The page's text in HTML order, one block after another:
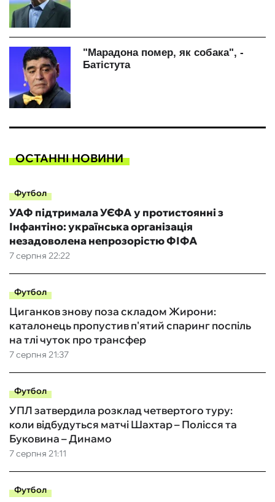
ОСТАННІ НОВИНИ
Футбол
7 серпня 22:22
УАФ підтримала УЄФА у протистоянні з
Інфантіно: українська організація
незадоволена непрозорістю ФІФА
Футбол
7 серпня 21:37
Циганков знову поза складом Жирони:
каталонець пропустив п'ятий спаринг поспіль
на тлі чуток про трансфер
Футбол
7 серпня 21:11
УПЛ затвердила розклад четвертого туру:
коли відбудуться матчі Шахтар – Полісся та
Буковина – Динамо
Футбол